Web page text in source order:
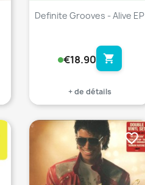
Definite Grooves - Alive EP
€18.90 shopping_cart
+ de détails
favorite_border